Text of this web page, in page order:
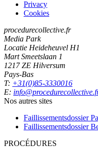
Privacy
Cookies
procedurecollective.fr
Media Park
Locatie Heideheuvel H1
Mart Smeetslaan 1
1217 ZE Hilversum
Pays-Bas
T: +31(0)85-3330016
E:
Nos autres sites
Faillissementsdossier
Faillissementsdossier
PROCÉDURES